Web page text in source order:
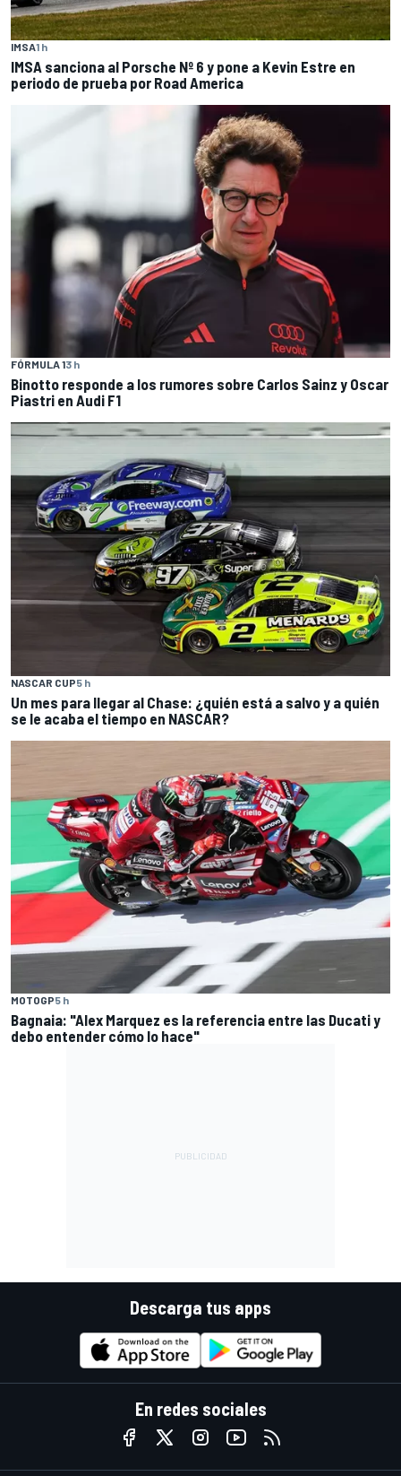
IMSA1 h
IMSA sanciona al Porsche Nº 6 y pone a Kevin Estre en
periodo de prueba por Road America
FÓRMULA 13 h
Binotto responde a los rumores sobre Carlos Sainz y Oscar
Piastri en Audi F1
NASCAR CUP5 h
Un mes para llegar al Chase: ¿quién está a salvo y a quién
se le acaba el tiempo en NASCAR?
MOTOGP5 h
Bagnaia: "Alex Marquez es la referencia entre las Ducati y
debo entender cómo lo hace"
Descarga tus apps
En redes sociales